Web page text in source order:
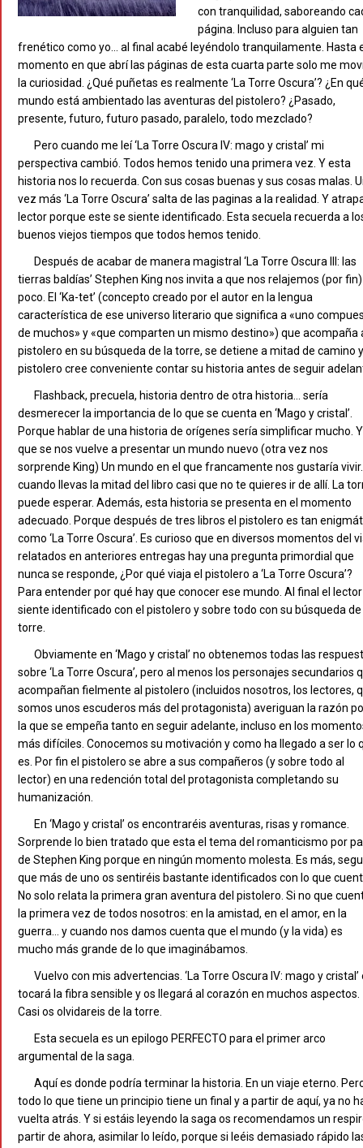
con tranquilidad, saboreando
página. Incluso para alguien tan
frenético como yo… al final acabé leyéndolo tranquilamente. Hasta
momento en que abrí las páginas de esta cuarta parte solo me
la curiosidad. ¿Qué puñetas es realmente ‘La Torre Oscura’? ¿En
mundo está ambientado las aventuras del pistolero? ¿Pasado,
presente, futuro, futuro pasado, paralelo, todo mezclado?
Pero cuando me leí ‘La Torre Oscura IV: mago y cristal’ mi
perspectiva cambió. Todos hemos tenido una primera vez. Y esta
historia nos lo recuerda. Con sus cosas buenas y sus cosas malas.
vez más ‘La Torre Oscura’ salta de las paginas a la realidad. Y
lector porque este se siente identificado. Esta secuela recuerda a
buenos viejos tiempos que todos hemos tenido.
Después de acabar de manera magistral ‘La Torre Oscura III: las
tierras baldías’ Stephen King nos invita a que nos relajemos (por
poco. El ‘Ka-tet’ (concepto creado por el autor en la lengua
característica de ese universo literario que significa a «uno
de muchos» y «que comparten un mismo destino») que acompaña
pistolero en su búsqueda de la torre, se detiene a mitad de camino
pistolero cree conveniente contar su historia antes de seguir
Flashback, precuela, historia dentro de otra historia… sería
desmerecer la importancia de lo que se cuenta en ‘Mago y cristal’.
Porque hablar de una historia de orígenes sería simplificar mucho.
que se nos vuelve a presentar un mundo nuevo (otra vez nos
sorprende King) Un mundo en el que francamente nos gustaría
cuando llevas la mitad del libro casi que no te quieres ir de allí. La
puede esperar. Además, esta historia se presenta en el momento
adecuado. Porque después de tres libros el pistolero es tan
como ‘La Torre Oscura’. Es curioso que en diversos momentos del
relatados en anteriores entregas hay una pregunta primordial que
nunca se responde, ¿Por qué viaja el pistolero a ‘La Torre Oscura’?
Para entender por qué hay que conocer ese mundo. Al final el
siente identificado con el pistolero y sobre todo con su búsqueda de
torre.
Obviamente en ‘Mago y cristal’ no obtenemos todas las
sobre ‘La Torre Oscura’, pero al menos los personajes secundarios
acompañan fielmente al pistolero (incluidos nosotros, los lectores,
somos unos escuderos más del protagonista) averiguan la razón
la que se empeña tanto en seguir adelante, incluso en los
más difíciles. Conocemos su motivación y como ha llegado a ser lo
es. Por fin el pistolero se abre a sus compañeros (y sobre todo al
lector) en una redención total del protagonista completando su
humanización.
En ‘Mago y cristal’ os encontraréis aventuras, risas y romance.
Sorprende lo bien tratado que esta el tema del romanticismo por
de Stephen King porque en ningún momento molesta. Es más,
que más de uno os sentiréis bastante identificados con lo que
No solo relata la primera gran aventura del pistolero. Si no que
la primera vez de todos nosotros: en la amistad, en el amor, en la
guerra… y cuando nos damos cuenta que el mundo (y la vida) es
mucho más grande de lo que imaginábamos.
Vuelvo con mis advertencias. ‘La Torre Oscura IV: mago y cristal’
tocará la fibra sensible y os llegará al corazón en muchos aspectos.
Casi os olvidareis de la torre.
Esta secuela es un epilogo PERFECTO para el primer arco
argumental de la saga.
Aquí es donde podría terminar la historia. En un viaje eterno.
todo lo que tiene un principio tiene un final y a partir de aquí, ya no
vuelta atrás. Y si estáis leyendo la saga os recomendamos un
partir de ahora, asimilar lo leído, porque si leéis demasiado rápido